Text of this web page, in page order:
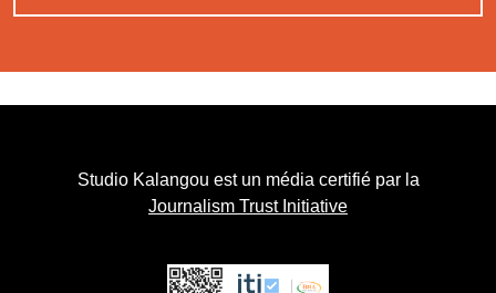
Studio Kalangou est un média certifié par la
Journalism Trust Initiative